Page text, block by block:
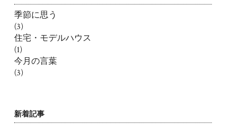
季節に思う
(3)
住宅・モデルハウス
(1)
今月の言葉
(3)
新着記事